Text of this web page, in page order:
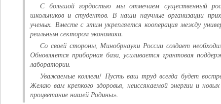
С большой гордостью мы отмечаем существенный
школьников и студентов. В наши научные организации
ученых. Вместе с этим укрепляется кооперация между
реальным сектором экономики.
Со своей стороны, Минобрнауки России создает
Обновляется приборная база, усиливается грантовая
лаборатории.
Уважаемые коллеги! Пусть ваш труд всегда будет
Желаю вам крепкого здоровья, неиссякаемой энергии и
процветание нашей Родины».